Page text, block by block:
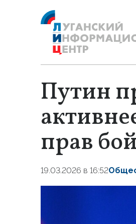
Путин
прав
19.03.2026 в 16:52